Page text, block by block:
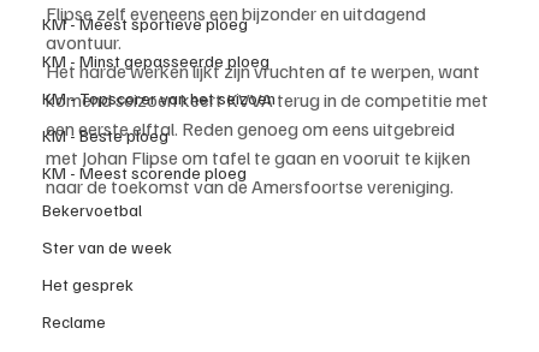
KM - Meest sportieve ploeg
KM - Minst gepasseerde ploeg
KM - Topscorer van het seizoen
KM - Beste ploeg
KM - Meest scorende ploeg
Bekervoetbal
Ster van de week
Het gesprek
Reclame
Flipse zelf eveneens een bijzonder en uitdagend
avontuur.
Het harde werken lijkt zijn vruchten af te werpen, want
komend seizoen keert KVVA terug in de competitie met
een eerste elftal. Reden genoeg om eens uitgebreid
met Johan Flipse om tafel te gaan en vooruit te kijken
naar de toekomst van de Amersfoortse vereniging.